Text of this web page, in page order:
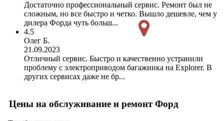
Достаточно профессиональный сервис. Ремонт был не
сложным, но все быстро и четко. Вышло дешевле, чем у
дилера Форда чуть больш...
4.5
Олег Б.
21.09.2023
Отличный сервис. Быстро и качественно устранили
проблему с электроприводом багажника на Explorer. В
других сервисах даже не бр...
Цены на обслуживание и ремонт Форд